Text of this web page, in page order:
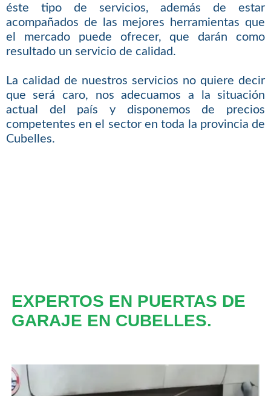
éste tipo de servicios, además de estar
acompañados de las mejores herramientas que
el mercado puede ofrecer, que darán como
resultado un servicio de calidad.
La calidad de nuestros servicios no quiere decir
que será caro, nos adecuamos a la situación
actual del país y disponemos de precios
competentes en el sector en toda la provincia de
Cubelles.
EXPERTOS EN PUERTAS DE
GARAJE EN CUBELLES.